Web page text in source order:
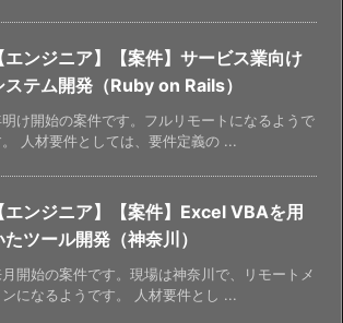
【エンジニア】【案件】サービス業向け
ステム開発（Ruby on Rails）
け開始の案件です。フルリモートになるようで
人材要件としては、要件定義の ...
【エンジニア】【案件】Excel VBAを用
たツール開発（神奈川）
開始の案件です。現場は神奈川で、リモートメ
ンになるようです。 人材要件とし ...